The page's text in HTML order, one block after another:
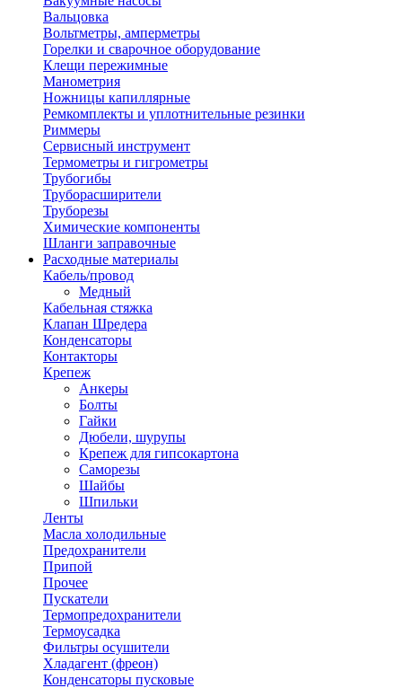
Вальцовка
Вольтметры, амперметры
Горелки и сварочное оборудование
Клещи пережимные
Манометрия
Ножницы капиллярные
Ремкомплекты и уплотнительные резинки
Риммеры
Сервисный инструмент
Термометры и гигрометры
Трубогибы
Труборасширители
Труборезы
Химические компоненты
Шланги заправочные
Расходные материалы
Кабель/провод
Медный
Кабельная стяжка
Клапан Шредера
Конденсаторы
Контакторы
Крепеж
Анкеры
Болты
Гайки
Дюбели, шурупы
Крепеж для гипсокартона
Саморезы
Шайбы
Шпильки
Ленты
Масла холодильные
Предохранители
Припой
Прочее
Пускатели
Термопредохранители
Термоусадка
Фильтры осушители
Хладагент (фреон)
Конденсаторы пусковые